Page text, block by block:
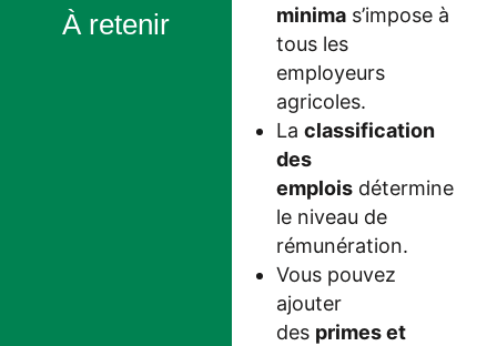
À retenir
minima s’impose à
tous les
employeurs
agricoles.
Laclassification
des
emplois détermine
le niveau de
rémunération.
Vous pouvez
ajouter
des primes et